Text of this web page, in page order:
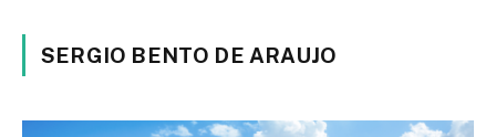
SERGIO BENTO DE ARAUJO